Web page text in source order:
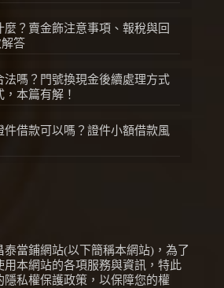
麼？賣金飾注意事項、報稅與回
答
法嗎？門號換現金後續處理方式
本篇有解！
件借款可以嗎？證件小額借款風
泰當鋪網站(以下簡稱本網站)，為了
用本網站的各項服務與資訊，特此
隱私權保護政策，以保障您的權